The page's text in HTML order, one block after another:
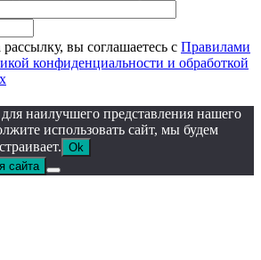
вы соглашаетесь с Правилами
конфиденциальности и обработкой
наилучшего представления нашего
использовать сайт, мы будем
Ok
сайта